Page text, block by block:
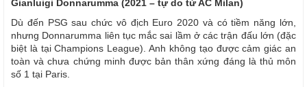
Gianluigi Donnarumma (2021 – tự do từ AC Milan)
Dù đến PSG sau chức vô địch Euro 2020 và có tiềm năng lớn,
nhưng Donnarumma liên tục mắc sai lầm ở các trận đấu lớn (đặc
biệt là tại Champions League). Anh không tạo được cảm giác an
toàn và chưa chứng minh được bản thân xứng đáng là thủ môn
số 1 tại Paris.